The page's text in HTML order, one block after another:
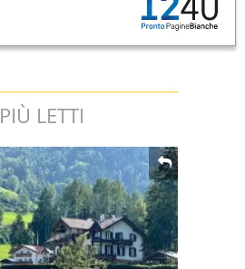
PIÙ LETTI